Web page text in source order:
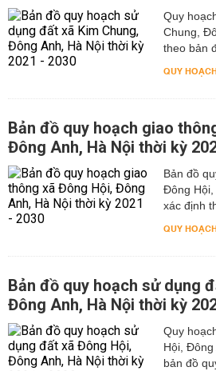
Quy
Chung,
theo bản
QUY
Bản đồ quy hoạch giao
Đông Anh, Hà Nội thời kỳ
Bản đồ
Đông
xác định
QUY
Bản đồ quy hoạch sử dụng
Đông Anh, Hà Nội thời kỳ
Quy
Hội,
bản đồ